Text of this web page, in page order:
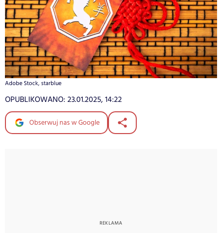
Adobe Stock, starblue
OPUBLIKOWANO: 23.01.2025, 14:22
Obserwuj nas w Google